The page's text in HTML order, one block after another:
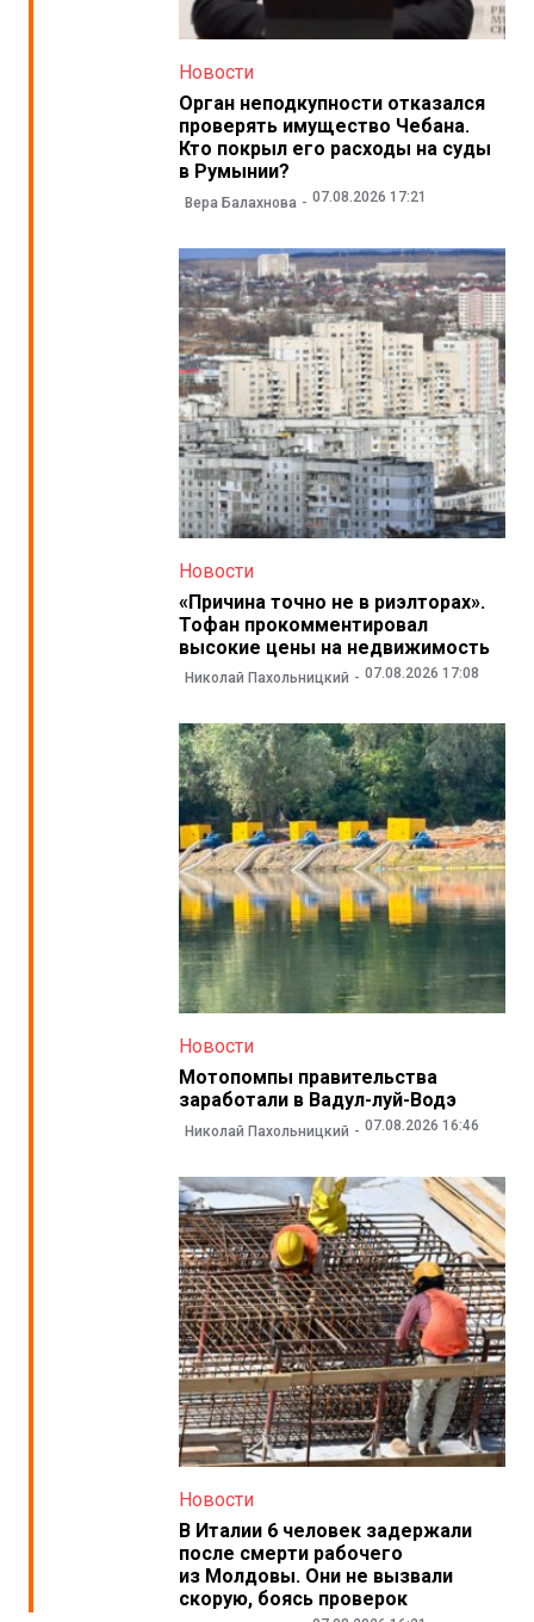
Новости
Орган неподкупности отказался
проверять имущество Чебана.
Кто покрыл его расходы на суды
в Румынии?
Вера Балахнова 07.08.2026 17:21
Новости
«Причина точно не в риэлторах».
Тофан прокомментировал
высокие цены на недвижимость
Николай Пахольницкий 07.08.2026 17:08
Новости
Мотопомпы правительства
заработали в Вадул-луй-Водэ
Николай Пахольницкий 07.08.2026 16:46
Новости
В Италии 6 человек задержали
после смерти рабочего
из Молдовы. Они не вызвали
скорую, боясь проверок